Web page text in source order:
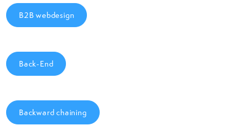
B2B webdesign
Back-End
Backward chaining